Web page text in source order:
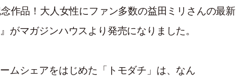
作品！大人女性にファン多数の益田ミリさんの最新
』がマガジンハウスより発売になりました。
ムシェアをはじめた「トモダチ」は、なん